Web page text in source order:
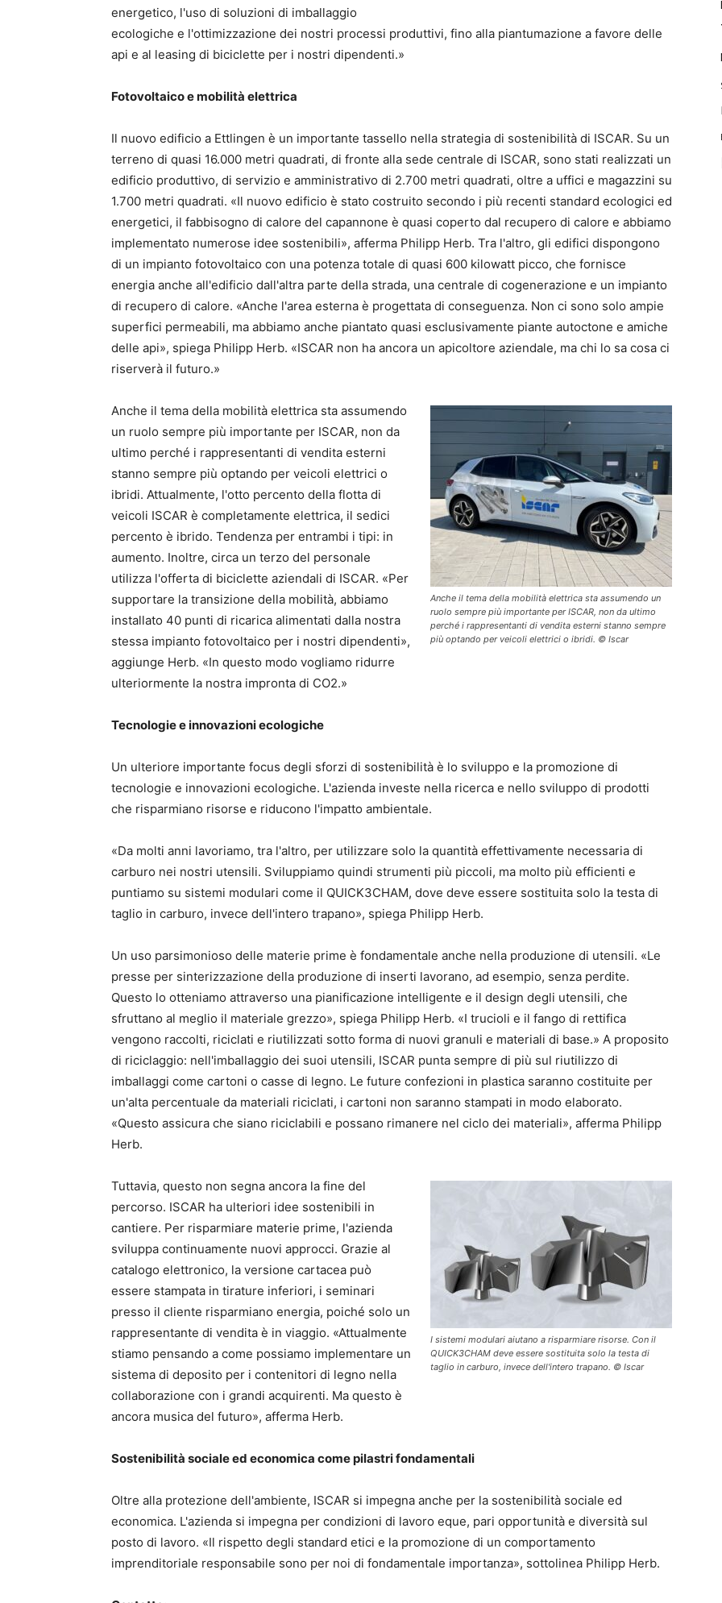
energetico, l'uso di soluzioni di imballaggio
ecologiche e l'ottimizzazione dei nostri processi produttivi, fino alla piantumazione a favore delle
api e al leasing di biciclette per i nostri dipendenti.»
Fotovoltaico e mobilità elettrica
Il nuovo edificio a Ettlingen è un importante tassello nella strategia di sostenibilità di ISCAR. Su un
terreno di quasi 16.000 metri quadrati, di fronte alla sede centrale di ISCAR, sono stati realizzati un
edificio produttivo, di servizio e amministrativo di 2.700 metri quadrati, oltre a uffici e magazzini su
1.700 metri quadrati. «Il nuovo edificio è stato costruito secondo i più recenti standard ecologici ed
energetici, il fabbisogno di calore del capannone è quasi coperto dal recupero di calore e abbiamo
implementato numerose idee sostenibili», afferma Philipp Herb. Tra l'altro, gli edifici dispongono
di un impianto fotovoltaico con una potenza totale di quasi 600 kilowatt picco, che fornisce
energia anche all'edificio dall'altra parte della strada, una centrale di cogenerazione e un impianto
di recupero di calore. «Anche l'area esterna è progettata di conseguenza. Non ci sono solo ampie
superfici permeabili, ma abbiamo anche piantato quasi esclusivamente piante autoctone e amiche
delle api», spiega Philipp Herb. «ISCAR non ha ancora un apicoltore aziendale, ma chi lo sa cosa ci
riserverà il futuro.»
Anche il tema della mobilità elettrica sta assumendo un
ruolo sempre più importante per ISCAR, non da ultimo
perché i rappresentanti di vendita esterni stanno sempre
più optando per veicoli elettrici o ibridi. © Iscar
Anche il tema della mobilità elettrica sta assumendo
un ruolo sempre più importante per ISCAR, non da
ultimo perché i rappresentanti di vendita esterni
stanno sempre più optando per veicoli elettrici o
ibridi. Attualmente, l'otto percento della flotta di
veicoli ISCAR è completamente elettrica, il sedici
percento è ibrido. Tendenza per entrambi i tipi: in
aumento. Inoltre, circa un terzo del personale
utilizza l'offerta di biciclette aziendali di ISCAR. «Per
supportare la transizione della mobilità, abbiamo
installato 40 punti di ricarica alimentati dalla nostra
stessa impianto fotovoltaico per i nostri dipendenti»,
aggiunge Herb. «In questo modo vogliamo ridurre
ulteriormente la nostra impronta di CO2.»
Tecnologie e innovazioni ecologiche
Un ulteriore importante focus degli sforzi di sostenibilità è lo sviluppo e la promozione di
tecnologie e innovazioni ecologiche. L'azienda investe nella ricerca e nello sviluppo di prodotti
che risparmiano risorse e riducono l'impatto ambientale.
«Da molti anni lavoriamo, tra l'altro, per utilizzare solo la quantità effettivamente necessaria di
carburo nei nostri utensili. Sviluppiamo quindi strumenti più piccoli, ma molto più efficienti e
puntiamo su sistemi modulari come il QUICK3CHAM, dove deve essere sostituita solo la testa di
taglio in carburo, invece dell'intero trapano», spiega Philipp Herb.
Un uso parsimonioso delle materie prime è fondamentale anche nella produzione di utensili. «Le
presse per sinterizzazione della produzione di inserti lavorano, ad esempio, senza perdite.
Questo lo otteniamo attraverso una pianificazione intelligente e il design degli utensili, che
sfruttano al meglio il materiale grezzo», spiega Philipp Herb. «I trucioli e il fango di rettifica
vengono raccolti, riciclati e riutilizzati sotto forma di nuovi granuli e materiali di base.» A proposito
di riciclaggio: nell'imballaggio dei suoi utensili, ISCAR punta sempre di più sul riutilizzo di
imballaggi come cartoni o casse di legno. Le future confezioni in plastica saranno costituite per
un'alta percentuale da materiali riciclati, i cartoni non saranno stampati in modo elaborato.
«Questo assicura che siano riciclabili e possano rimanere nel ciclo dei materiali», afferma Philipp
Herb.
I sistemi modulari aiutano a risparmiare risorse. Con il
QUICK3CHAM deve essere sostituita solo la testa di
taglio in carburo, invece dell'intero trapano. © Iscar
Tuttavia, questo non segna ancora la fine del
percorso. ISCAR ha ulteriori idee sostenibili in
cantiere. Per risparmiare materie prime, l'azienda
sviluppa continuamente nuovi approcci. Grazie al
catalogo elettronico, la versione cartacea può
essere stampata in tirature inferiori, i seminari
presso il cliente risparmiano energia, poiché solo un
rappresentante di vendita è in viaggio. «Attualmente
stiamo pensando a come possiamo implementare un
sistema di deposito per i contenitori di legno nella
collaborazione con i grandi acquirenti. Ma questo è
ancora musica del futuro», afferma Herb.
Sostenibilità sociale ed economica come pilastri fondamentali
Oltre alla protezione dell'ambiente, ISCAR si impegna anche per la sostenibilità sociale ed
economica. L'azienda si impegna per condizioni di lavoro eque, pari opportunità e diversità sul
posto di lavoro. «Il rispetto degli standard etici e la promozione di un comportamento
imprenditoriale responsabile sono per noi di fondamentale importanza», sottolinea Philipp Herb.